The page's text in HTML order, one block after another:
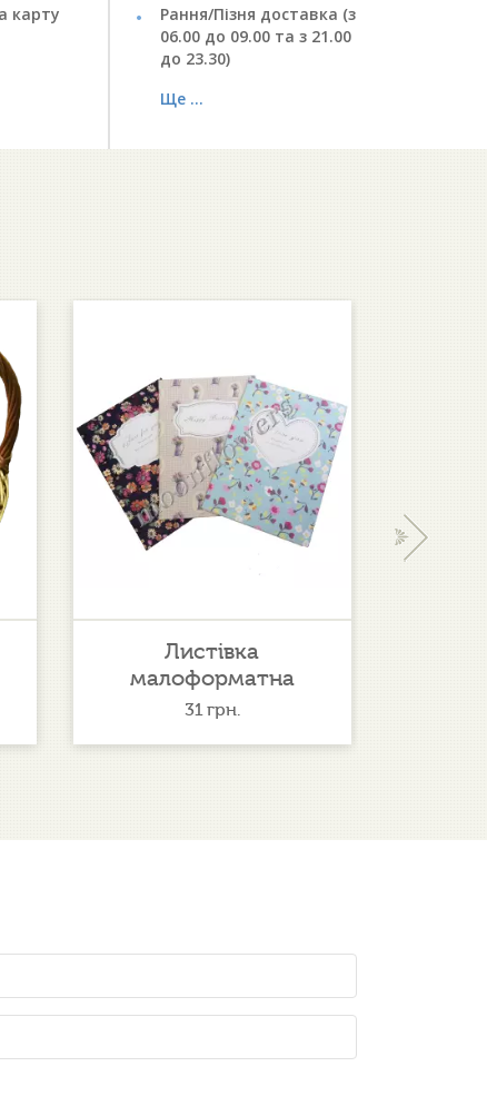
карту
Рання/Пізня доставка (з
06.00 до 09.00 та з 21.00
до 23.30)
Ще ...
Листівка
малоформатна
31грн.
›